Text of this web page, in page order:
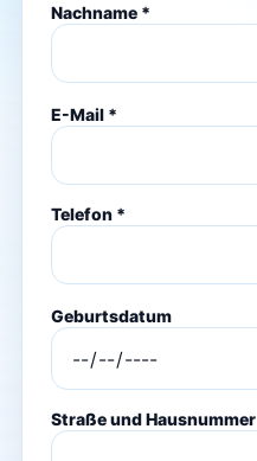
Nachname *
E-Mail *
Telefon *
Geburtsdatum
Straße und Hausnummer